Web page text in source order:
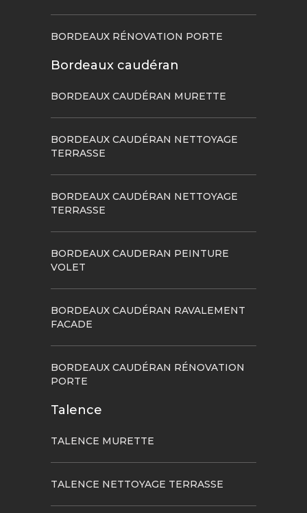
BORDEAUX RÉNOVATION PORTE
Bordeaux caudéran
BORDEAUX CAUDÉRAN MURETTE
BORDEAUX CAUDÉRAN NETTOYAGE
TERRASSE
BORDEAUX CAUDÉRAN NETTOYAGE
TERRASSE
BORDEAUX CAUDERAN PEINTURE
VOLET
BORDEAUX CAUDÉRAN RAVALEMENT
FACADE
BORDEAUX CAUDÉRAN RÉNOVATION
PORTE
Talence
TALENCE MURETTE
TALENCE NETTOYAGE TERRASSE